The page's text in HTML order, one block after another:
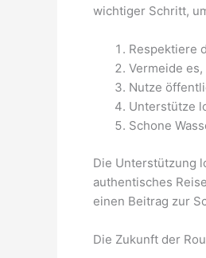
wichtiger Schritt,
Respektiere
Vermeide
Nutze
Unterstütze
Schone
Die Unterstützung
authentisches
einen Beitrag zur
Die Zukunft der